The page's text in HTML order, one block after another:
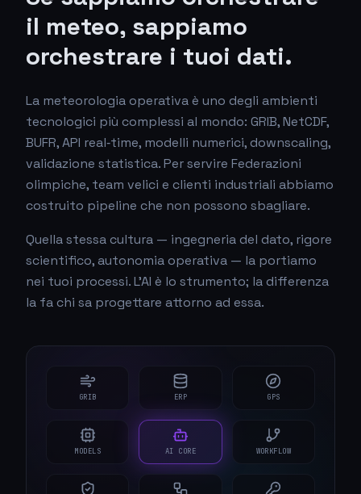
il meteo, sappiamo
orchestrare i tuoi dati.
La meteorologia operativa è uno degli ambienti
tecnologici più complessi al mondo: GRIB, NetCDF,
BUFR, API real‑time, modelli numerici, downscaling,
validazione statistica. Per servire Federazioni
olimpiche, team velici e clienti industriali abbiamo
costruito pipeline che non possono sbagliare.
Quella stessa cultura — ingegneria del dato, rigore
scientifico, autonomia operativa — la portiamo
nei tuoi processi. L'AI è lo strumento; la differenza
la fa chi sa progettare attorno ad essa.
GRIB ERP GPS
MODELS AI CORE WORKFLOW